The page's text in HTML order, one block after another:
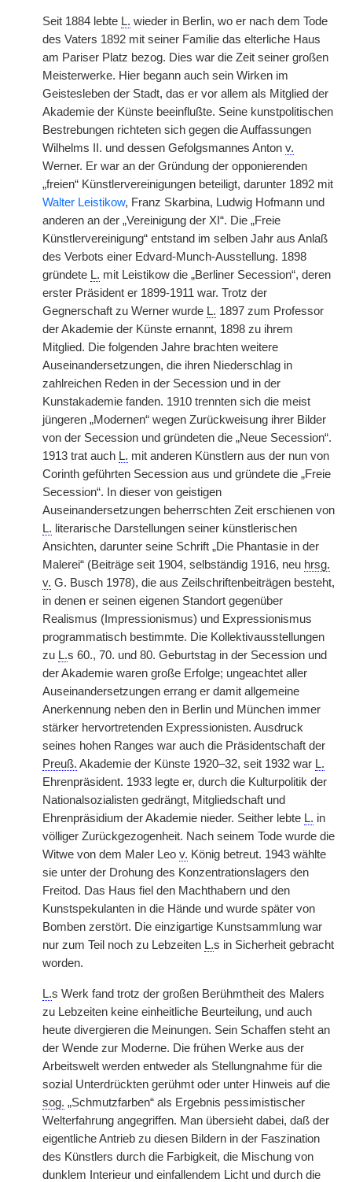
Seit 1884 lebte L. wieder in Berlin, wo er nach dem Tode
des Vaters 1892 mit seiner Familie das elterliche Haus
am Pariser Platz bezog. Dies war die Zeit seiner großen
Meisterwerke. Hier begann auch sein Wirken im
Geistesleben der Stadt, das er vor allem als Mitglied der
Akademie der Künste beeinflußte. Seine kunstpolitischen
Bestrebungen richteten sich gegen die Auffassungen
Wilhelms II. und dessen Gefolgsmannes Anton v.
Werner. Er war an der Gründung der opponierenden
„freien“ Künstlervereinigungen beteiligt, darunter 1892 mit
Walter Leistikow, Franz Skarbina, Ludwig Hofmann und
anderen an der „Vereinigung der XI“. Die „Freie
Künstlervereinigung“ entstand im selben Jahr aus Anlaß
des Verbots einer Edvard-Munch-Ausstellung. 1898
gründete L. mit Leistikow die „Berliner Secession“, deren
erster Präsident er 1899-1911 war. Trotz der
Gegnerschaft zu Werner wurde L. 1897 zum Professor
der Akademie der Künste ernannt, 1898 zu ihrem
Mitglied. Die folgenden Jahre brachten weitere
Auseinandersetzungen, die ihren Niederschlag in
zahlreichen Reden in der Secession und in der
Kunstakademie fanden. 1910 trennten sich die meist
jüngeren „Modernen“ wegen Zurückweisung ihrer Bilder
von der Secession und gründeten die „Neue Secession“.
1913 trat auch L. mit anderen Künstlern aus der nun von
Corinth geführten Secession aus und gründete die „Freie
Secession“. In dieser von geistigen
Auseinandersetzungen beherrschten Zeit erschienen von
L. literarische Darstellungen seiner künstlerischen
Ansichten, darunter seine Schrift „Die Phantasie in der
Malerei“ (Beiträge seit 1904, selbständig 1916, neu hrsg.
v. G. Busch 1978), die aus Zeilschriftenbeiträgen besteht,
in denen er seinen eigenen Standort gegenüber
Realismus (Impressionismus) und Expressionismus
programmatisch bestimmte. Die Kollektivausstellungen
zu L.s 60., 70. und 80. Geburtstag in der Secession und
der Akademie waren große Erfolge; ungeachtet aller
Auseinandersetzungen errang er damit allgemeine
Anerkennung neben den in Berlin und München immer
stärker hervortretenden Expressionisten. Ausdruck
seines hohen Ranges war auch die Präsidentschaft der
Preuß. Akademie der Künste 1920–32, seit 1932 war L.
Ehrenpräsident. 1933 legte er, durch die Kulturpolitik der
Nationalsozialisten gedrängt, Mitgliedschaft und
Ehrenpräsidium der Akademie nieder. Seither lebte L. in
völliger Zurückgezogenheit. Nach seinem Tode wurde die
Witwe von dem Maler Leo v. König betreut. 1943 wählte
sie unter der Drohung des Konzentrationslagers den
Freitod. Das Haus fiel den Machthabern und den
Kunstspekulanten in die Hände und wurde später von
Bomben zerstört. Die einzigartige Kunstsammlung war
nur zum Teil noch zu Lebzeiten L.s in Sicherheit gebracht
worden.
L.s Werk fand trotz der großen Berühmtheit des Malers
zu Lebzeiten keine einheitliche Beurteilung, und auch
heute divergieren die Meinungen. Sein Schaffen steht an
der Wende zur Moderne. Die frühen Werke aus der
Arbeitswelt werden entweder als Stellungnahme für die
sozial Unterdrückten gerühmt oder unter Hinweis auf die
sog. „Schmutzfarben“ als Ergebnis pessimistischer
Welterfahrung angegriffen. Man übersieht dabei, daß der
eigentliche Antrieb zu diesen Bildern in der Faszination
des Künstlers durch die Farbigkeit, die Mischung von
dunklem Interieur und einfallendem Licht und durch die